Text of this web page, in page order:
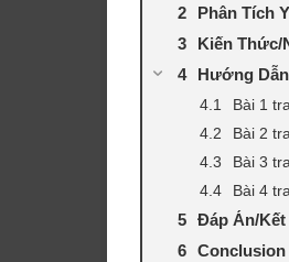
Phân Tích
Kiến Thức/
Hướng
Bài 1
Bài 2
Bài 3
Bài 4
Đáp Án/Kết
Conclusion